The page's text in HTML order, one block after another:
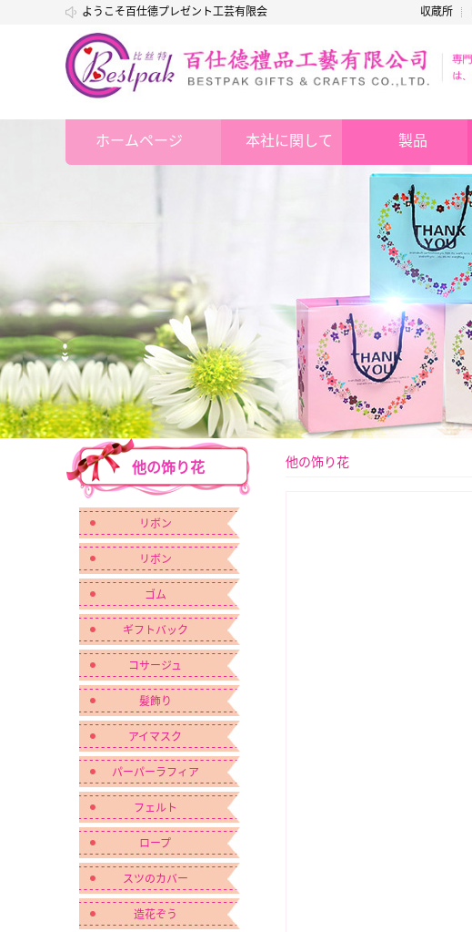
ようこそ百仕德プレゼント工芸有限会
収蔵所
ホームページ 本社に関して 製品
他の饰り花
リボン
リボン
ゴム
ギフトバック
コサージュ
髪飾り
アイマスク
パーパーラフィア
フェルト
ロープ
スツのカバー
造花ぞう
他の饰り花